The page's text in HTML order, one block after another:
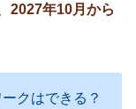
2027年10月から
クはできる？